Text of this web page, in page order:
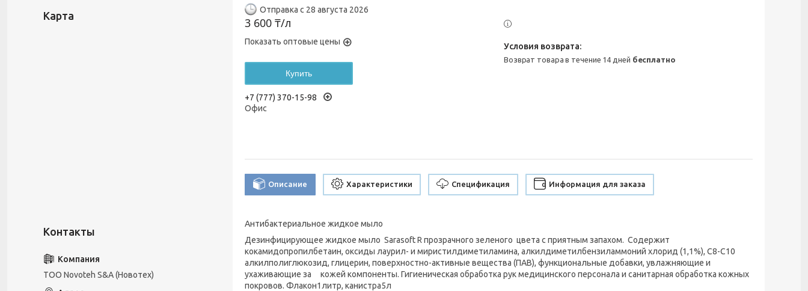
Отправка с 28 августа 2026
3 600 ₸/л
Показать оптовые цены
Купить
+7 (777) 370-15-98
Офис
возврат товара в течение 14 дней бесплатно
Описание Характеристики Спецификация Информация для заказа
Антибактериальное жидкое мыло
Дезинфицирующее жидкое мыло Sarasoft R прозрачного зеленого цвета с приятным запахом. Содержит
кокамидопропилбетаин, оксиды лаурил- и миристилдиметиламина, алкилдиметилбензиламмоний хлорид (1,1%), С8-С10
алкилполиглюкозид, глицерин, поверхностно-активные вещества (ПАВ), функциональные добавки, увлажняющие и
ухаживающие за кожей компоненты. Гигиеническая обработка рук медицинского персонала и санитарная обработка кожных
покровов. Флакон1литр, канистра5л
Карта
ТОО Novoteh S&A (Новотех)